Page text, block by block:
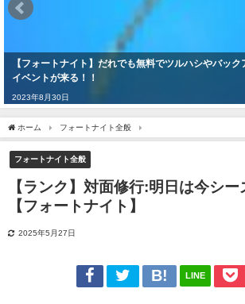
【フォートナイト】だれでも無料でツルハシやバッ
イベントが来る！！
2023年8月30日
ホーム フォートナイト全般
フォートナイト全般
【ランク】対面修行:明日は今シ
【フォートナイト】
2025年5月27日
LINE